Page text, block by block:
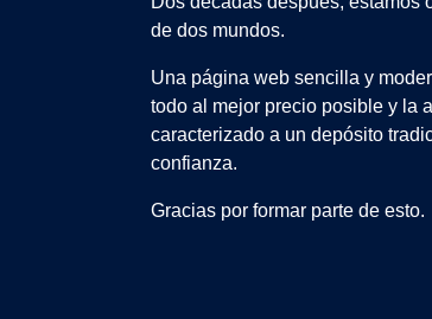
de dos mundos.
Una página web sencilla y
todo al mejor precio posible y la
caracterizado a un depósito
confianza.
Gracias por formar parte de esto.